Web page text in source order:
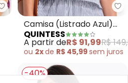
Quintess - Blusa (Roxa) com
Camisa (Listrado Azul)
em Tecido Anaruga Fio
Tinto
QUINTESS
A partir deR$ 91,99R$
ou 2xde R$ 45,99sem juros
-40%